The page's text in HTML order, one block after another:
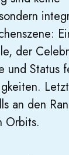
der
und Status
an den
Orbits.